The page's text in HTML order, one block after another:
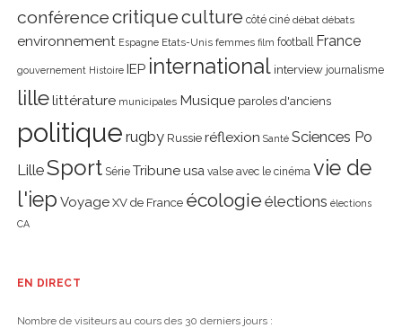
conférencecritiqueculture côté ciné débat débats
environnement Espagne Etats-Unis femmes film football France
gouvernement Histoire IEP international interview journalisme
lillelittérature municipales Musique paroles d'anciens
politique rugby Russie réflexion Santé Sciences Po
LilleSport Série Tribune usa valse avec le cinéma vie de
l'iep Voyage XV de France écologie élections élections
CA
EN DIRECT
Nombre de visiteurs au cours des 30 derniers jours :